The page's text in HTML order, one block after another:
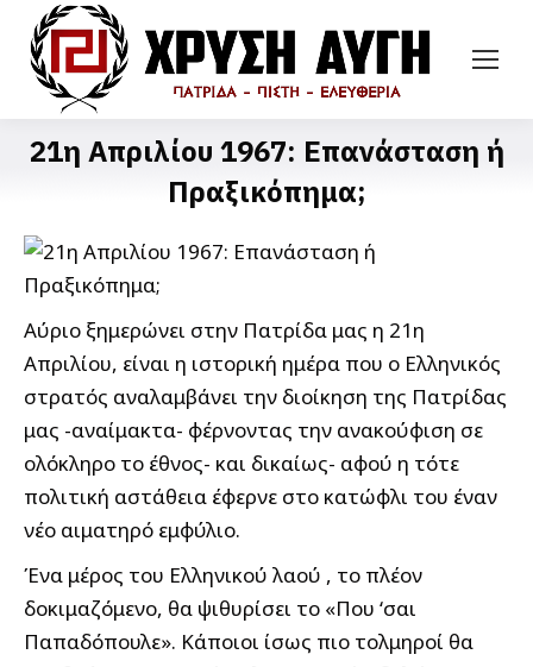
21η Απριλίου 1967: Επανάσταση ή
Πραξικόπημα;
Αύριο ξημερώνει στην Πατρίδα μας η 21η
Απριλίου, είναι η ιστορική ημέρα που ο Ελληνικός
στρατός αναλαμβάνει την διοίκηση της Πατρίδας
μας -αναίμακτα- φέρνοντας την ανακούφιση σε
ολόκληρο το έθνος- και δικαίως- αφού η τότε
πολιτική αστάθεια έφερνε στο κατώφλι του έναν
νέο αιματηρό εμφύλιο.
Ένα μέρος του Ελληνικού λαού , το πλέον
δοκιμαζόμενο, θα ψιθυρίσει το «Που ‘σαι
Παπαδόπουλε». Κάποιοι ίσως πιο τολμηροί θα